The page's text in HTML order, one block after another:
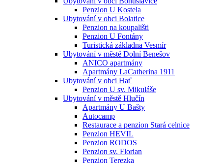
Penzion U Kostela
Ubytování v obci Bolatice
Penzion na koupališti
Penzion U Fontány
Turistická základna Vesmír
Ubytování v městě Dolní Benešov
ANICO apartmány
Apartmány LaCatherina 1911
Ubytování v obci Hať
Penzion U sv. Mikuláše
Ubytování v městě Hlučín
Apartmány U Bašty
Autocamp
Restaurace a penzion Stará celnice
Penzion HEVIL
Penzion RODOS
Penzion sv. Florian
Penzion Terezka